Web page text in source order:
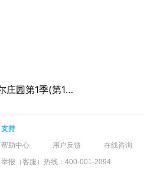
摩尔庄园第1季(第10集)
支持
帮助中心
用户反馈
在线咨询
举报（客服）热线：400-001-2094